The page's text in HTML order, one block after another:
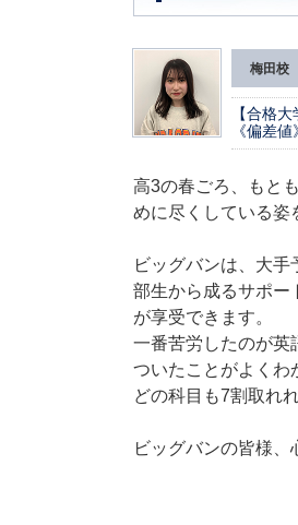
梅田校
【合格
《偏差
高3の春ごろ、もと
めに尽くしている姿
ビッグバンは、大
部生から成るサポー
が享受できます。
一番苦労したのが英
ついたことがよくわ
どの科目も7割取れ
ビッグバンの皆様、